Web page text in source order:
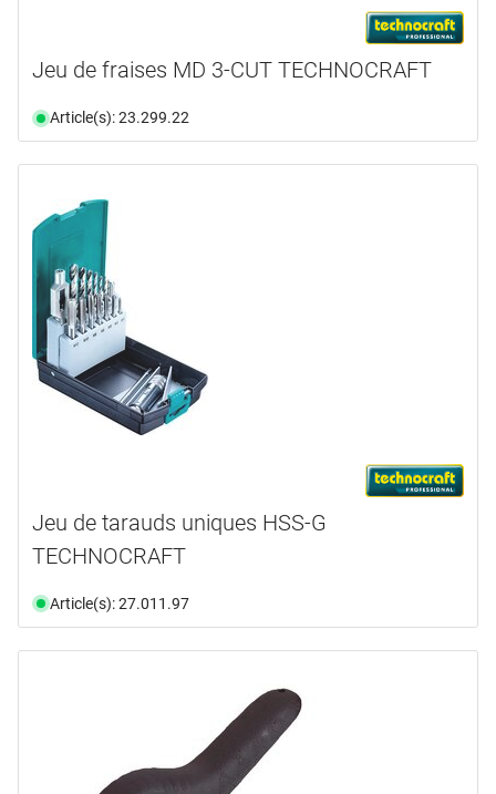
Jeu de fraises MD 3-CUT TECHNOCRAFT
Article(s): 23.299.22
Jeu de tarauds uniques HSS-G
TECHNOCRAFT
Article(s): 27.011.97